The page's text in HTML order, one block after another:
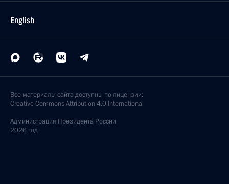
English
Все материалы сайта доступны по лицензии:
Creative Commons Attribution 4.0 International
Администрация Президента России
2026 год